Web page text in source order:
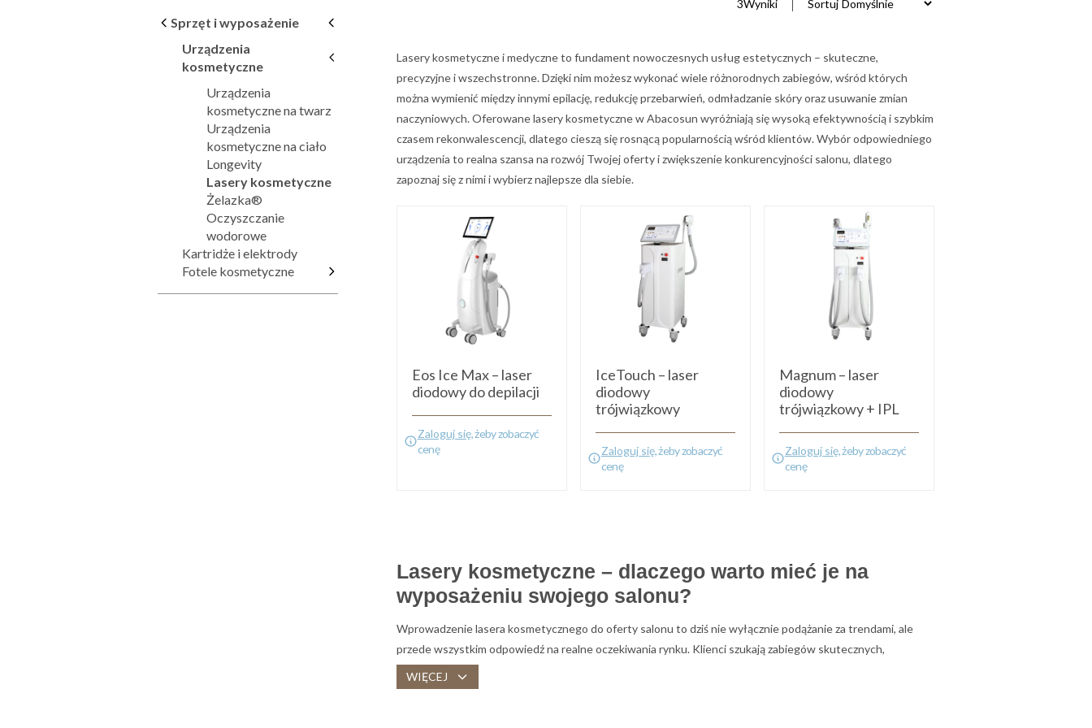
Sprzęt i wyposażenie
Urządzenia
kosmetyczne
Urządzenia
kosmetyczne na twarz
Urządzenia
kosmetyczne na ciało
Longevity
Lasery kosmetyczne
Żelazka®
Oczyszczanie
wodorowe
Kartridże i elektrody
Fotele kosmetyczne
3Wyniki Sortuj
Lasery kosmetyczne i medyczne to fundament nowoczesnych usług estetycznych – skuteczne,
precyzyjne i wszechstronne. Dzięki nim możesz wykonać wiele różnorodnych zabiegów, wśród których
można wymienić między innymi epilację, redukcję przebarwień, odmładzanie skóry oraz usuwanie zmian
naczyniowych. Oferowane lasery kosmetyczne w Abacosun wyróżniają się wysoką efektywnością i szybkim
czasem rekonwalescencji, dlatego cieszą się rosnącą popularnością wśród klientów. Wybór odpowiedniego
urządzenia to realna szansa na rozwój Twojej oferty i zwiększenie konkurencyjności salonu, dlatego
zapoznaj się z nimi i wybierz najlepsze dla siebie.
Eos Ice Max – laser
diodowy do depilacji
Zaloguj się, żeby zobaczyć
cenę
IceTouch – laser
diodowy
trójwiązkowy
Zaloguj się, żeby zobaczyć
cenę
Magnum – laser
diodowy
trójwiązkowy + IPL
Zaloguj się, żeby zobaczyć
cenę
Lasery kosmetyczne – dlaczego warto mieć je na
wyposażeniu swojego salonu?
Wprowadzenie lasera kosmetycznego do oferty salonu to dziś nie wyłącznie podążanie za trendami, ale
przede wszystkim odpowiedź na realne oczekiwania rynku. Klienci szukają zabiegów skutecznych,
bezpiecznych i opartych na nowoczesnej technologii. Właśnie dlatego technologia laserowa zdobywa
dominującą pozycję w branży beauty – pozwala rozszerzyć zakres usług, zwiększyć jakość efektów oraz
WIĘCEJ